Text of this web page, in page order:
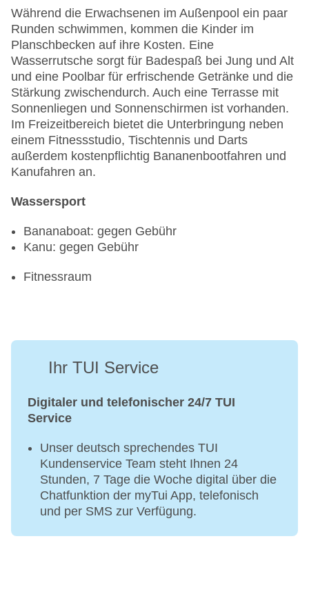
Während die Erwachsenen im Außenpool ein paar
Runden schwimmen, kommen die Kinder im
Planschbecken auf ihre Kosten. Eine
Wasserrutsche sorgt für Badespaß bei Jung und Alt
und eine Poolbar für erfrischende Getränke und die
Stärkung zwischendurch. Auch eine Terrasse mit
Sonnenliegen und Sonnenschirmen ist vorhanden.
Im Freizeitbereich bietet die Unterbringung neben
einem Fitnessstudio, Tischtennis und Darts
außerdem kostenpflichtig Bananenbootfahren und
Kanufahren an.
Wassersport
Bananaboat: gegen Gebühr
Kanu: gegen Gebühr
Fitnessraum
Ihr TUI Service
Digitaler und telefonischer 24/7 TUI
Service
Unser deutsch sprechendes TUI
Kundenservice Team steht Ihnen 24
Stunden, 7 Tage die Woche digital über die
Chatfunktion der myTui App, telefonisch
und per SMS zur Verfügung.